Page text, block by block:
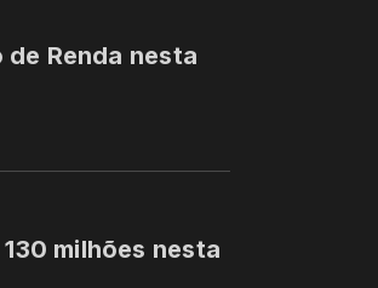
Renda nesta
milhões nesta